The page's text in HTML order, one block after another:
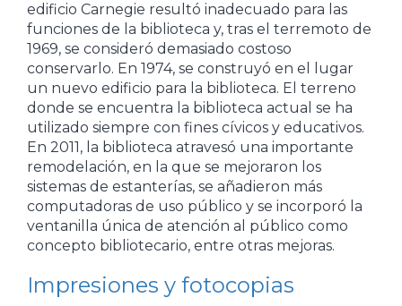
edificio Carnegie resultó inadecuado para las
funciones de la biblioteca y, tras el terremoto de
1969, se consideró demasiado costoso
conservarlo. En 1974, se construyó en el lugar
un nuevo edificio para la biblioteca. El terreno
donde se encuentra la biblioteca actual se ha
utilizado siempre con fines cívicos y educativos.
En 2011, la biblioteca atravesó una importante
remodelación, en la que se mejoraron los
sistemas de estanterías, se añadieron más
computadoras de uso público y se incorporó la
ventanilla única de atención al público como
concepto bibliotecario, entre otras mejoras.
Impresiones y fotocopias